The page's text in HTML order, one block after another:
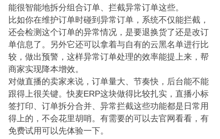
能很智能地拆分组合订单、拦截异常订单这些。
比如你在维护订单时碰到异常订单，系统不仅能拦截，
还会检测这个订单的异常情况，是要退换货了还是改订
单信息了。另外它还可以拿着与自有的云黑名单进行比
较，做出预警，这样异常订单处理的效率能提上来，帮
商家实现降本增效。
对做直播的卖家来说，订单量大、节奏快，后台能不能
跟得上很关键。快麦ERP这块做得比较扎实，直播小标
签打印、订单拆分合并、异常拦截这些功能都是日常用
得上的，不会花里胡哨。有需要的可以去官网看看，有
免费试用可以先体验一下。